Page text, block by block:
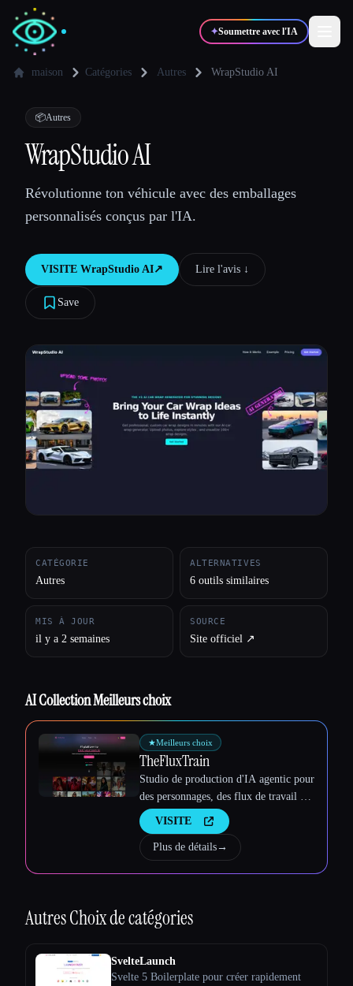
✦Soumettre avec l'IA
✍️Auteurs
💻 Développeurs
🎓Étudiants 🎬
Blog
Comparer les outils
Toutes les catégories
À propos
Esc
maison Catégories Autres WrapStudio AI
📦Autres
WrapStudio AI
Révolutionne ton véhicule avec des emballages
personnalisés conçus par l'IA.
VISITE WrapStudio AI↗︎ Lire l'avis ↓︎
Save
CATÉGORIE
Autres
ALTERNATIVES
6 outils similaires
MIS À JOUR
il y a 2 semaines
SOURCE
Site officiel ↗︎
AI Collection Meilleurs choix
★Meilleurs choix
TheFluxTrain
Studio de production d'IA agentic pour
des personnages, des flux de travail et
des vidéos cohérents
VISITE
Plus de détails→
AutresChoix de catégories
SvelteLaunch
Svelte 5 Boilerplate pour créer rapidement